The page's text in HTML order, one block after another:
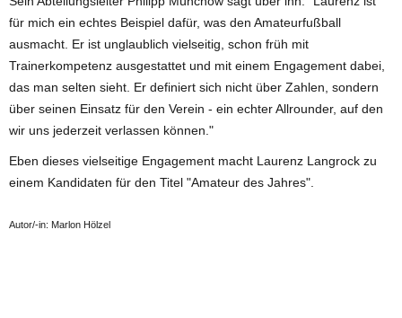
für mich ein echtes Beispiel dafür, was den Amateurfußball
ausmacht. Er ist unglaublich vielseitig, schon früh mit
Trainerkompetenz ausgestattet und mit einem Engagement dabei,
das man selten sieht. Er definiert sich nicht über Zahlen, sondern
über seinen Einsatz für den Verein - ein echter Allrounder, auf den
wir uns jederzeit verlassen können."
Eben dieses vielseitige Engagement macht Laurenz Langrock zu
einem Kandidaten für den Titel "Amateur des Jahres".
Autor/-in: Marlon Hölzel